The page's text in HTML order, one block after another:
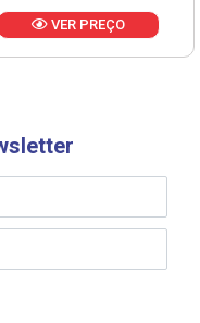
VER PREÇO